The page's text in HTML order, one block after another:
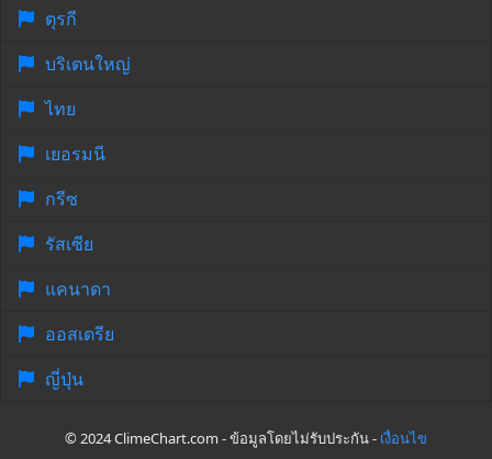
ตุรกี
บริเตนใหญ่
ไทย
เยอรมนี
กรีซ
รัสเซีย
แคนาดา
ออสเตรีย
ญี่ปุ่น
© 2024 ClimeChart.com - ข้อมูลโดยไม่รับประกัน - เงื่อนไข